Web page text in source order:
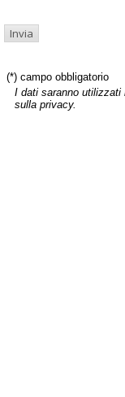
(*) campo obbligatorio
I dati saranno utilizzati
sulla privacy.